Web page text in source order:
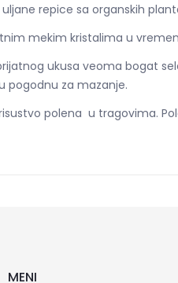
repice sa organskih
mekim kristalima u
ukusa veoma bogat
pogodnu za mazanje.
polena u tragovima.
MENI